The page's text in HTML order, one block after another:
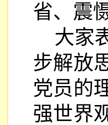
省、震
大家
步解放
党员的
强世界